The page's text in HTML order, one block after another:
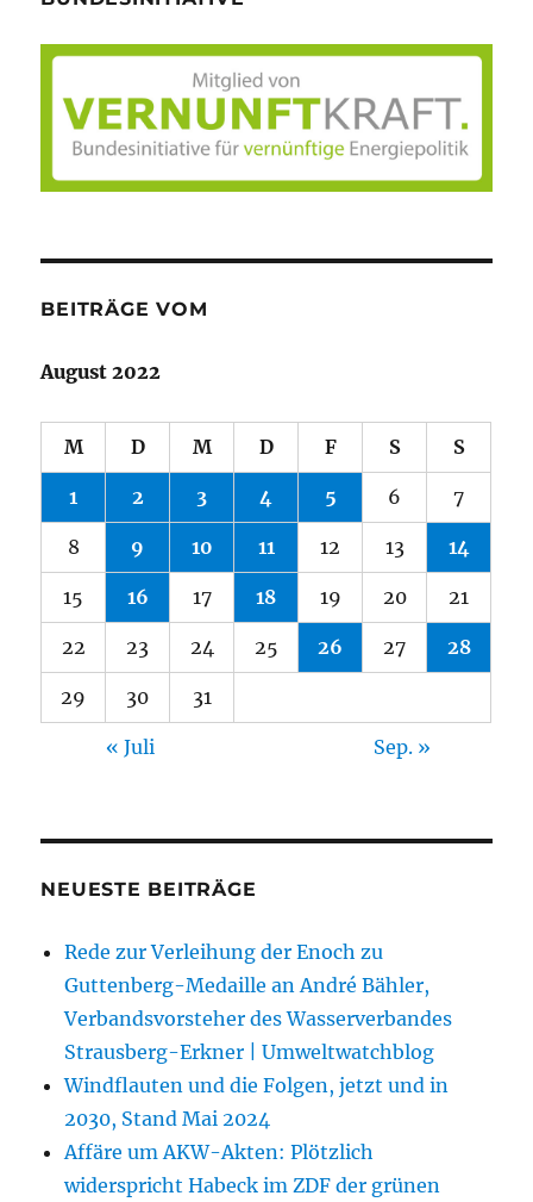
BEITRÄGE VOM
August 2022
M D M D F S S
1 2 3 4 5 6 7
8 9 10 11 12 13 14
15 16 17 18 19 20 21
22 23 24 25 26 27 28
29 30 31
« Juli Sep. »
NEUESTE BEITRÄGE
Rede zur Verleihung der Enoch zu
Guttenberg-Medaille an André Bähler,
Verbandsvorsteher des Wasserverbandes
Strausberg-Erkner | Umweltwatchblog
Windflauten und die Folgen, jetzt und in
2030, Stand Mai 2024
Affäre um AKW-Akten: Plötzlich
widerspricht Habeck im ZDF der grünen